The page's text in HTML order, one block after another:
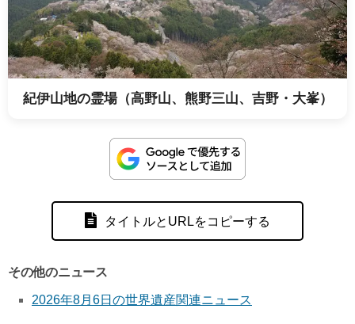
紀伊山地の霊場（高野山、熊野三山、吉野・大峯）
タイトルとURLをコピーする
その他のニュース
2026年8月6日の世界遺産関連ニュース